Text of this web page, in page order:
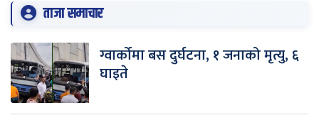
ताजा समाचार
ग्वार्कोमा बस दुर्घटना, १ जनाको मृत्यु, ६
घाइते